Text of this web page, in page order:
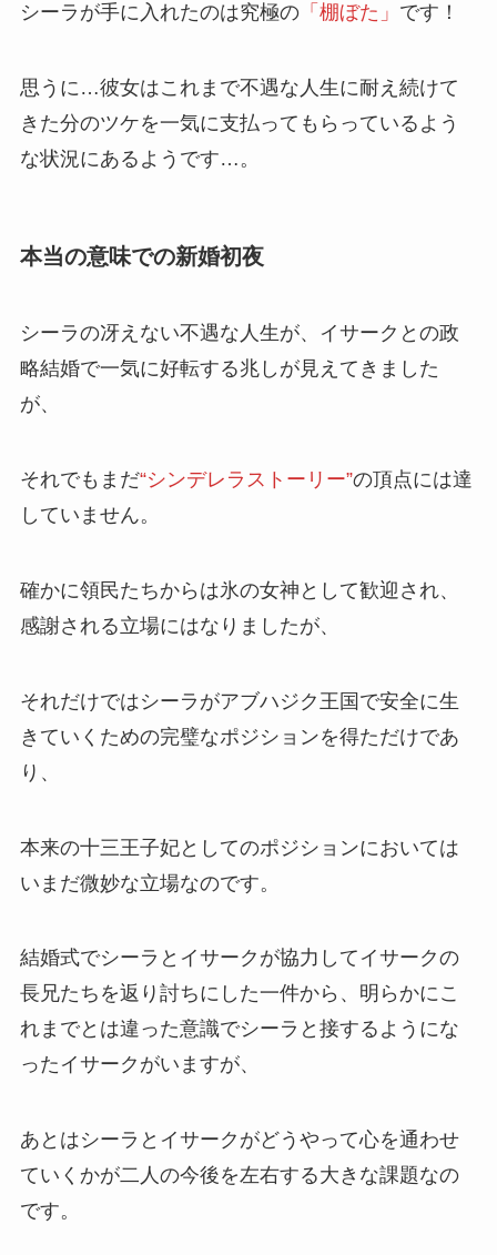
シーラが手に入れたのは究極の「棚ぼた」 です！
思うに…彼女はこれまで不遇な人生に耐え続けて
きた分のツケを一気に支払ってもらっているよう
な状況にあるようです…。
本当の意味での新婚初夜
シーラの冴えない不遇な人生が、イサークとの政
略結婚で一気に好転する兆しが見えてきました
が、
それでもまだ“シンデレラストーリー”の頂点には達
していません。
確かに領民たちからは氷の女神 として歓迎され、
感謝される立場にはなりましたが、
それだけではシーラがアブハジク王国で安全に生
きていくための完璧なポジションを得ただけであ
り、
本来の十三王子妃としてのポジションにおいては
いまだ微妙な立場なのです。
結婚式でシーラとイサークが協力してイサークの
長兄たちを返り討ちにした一件から、明らかにこ
れまでとは違った意識でシーラと接するようにな
ったイサークがいますが、
あとはシーラとイサークがどうやって心を通わせ
ていくかが二人の今後を左右する大きな課題なの
です。